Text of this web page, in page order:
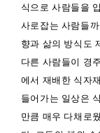
식으로 사람들을
사로잡는 사람들
향과 삶의 방식도
다른 사람들이 경
에서 재배한 식자
들어가는 일상은
만큼 매우 다채로